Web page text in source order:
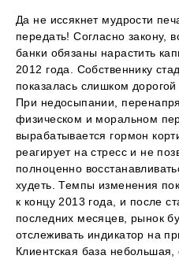
Да не иссякнет мудрости
передать! Согласно закону,
банки обязаны нарастить
2012 года. Собственнику
показалась слишком
При недосыпании,
физическом и моральном
вырабатывается гормон
реагирует на стресс и не
полноценно
худеть. Темпы изменения
к концу 2013 года, и после
последних месяцев, рынок
отслеживать индикатор на
Клиентская база